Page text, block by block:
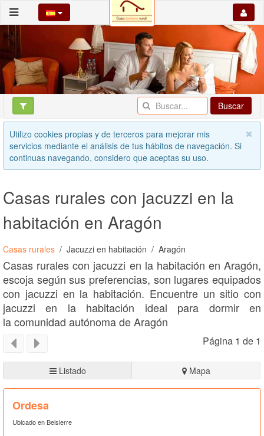
Buscar
Utilizo cookies propias y de terceros para mejorar mis
servicios mediante el análisis de tus hábitos de navegación. Si
continuas navegando, considero que aceptas su uso.
Casas rurales con jacuzzi en la
habitación en Aragón
Casas rurales Jacuzzi en habitación Aragón
Casas rurales con jacuzzi en la habitación en Aragón,
escoja según sus preferencias, son lugares equipados
con jacuzzi en la habitación. Encuentre un sitio con
jacuzzi en la habitación ideal para dormir en
la comunidad autónoma de Aragón
Página 1 de 1
Listado Mapa
Ordesa
Ubicado en Belsierre